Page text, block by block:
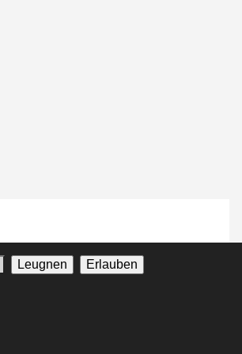
Leugnen Erlauben